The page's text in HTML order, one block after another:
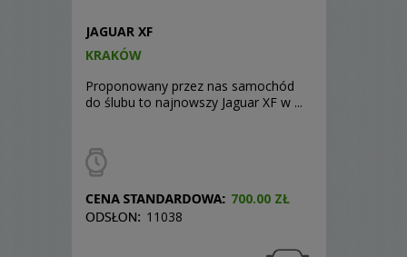
JAGUAR XF
KRAKÓW
Proponowany przez nas samochód
do ślubu to najnowszy Jaguar XF w ...
700.00 ZŁ
11038